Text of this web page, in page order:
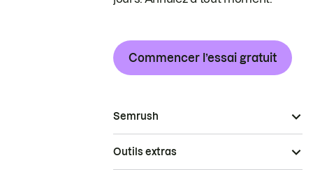
Commencer l’essai gratuit
Semrush
Outils extras